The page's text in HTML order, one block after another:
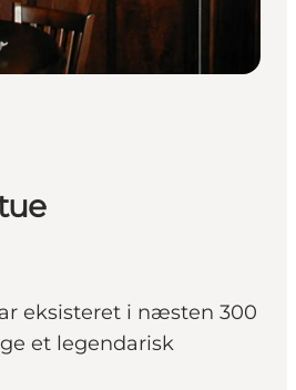
eksisteret i næsten 300
et legendarisk